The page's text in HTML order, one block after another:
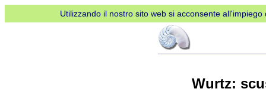
Utilizzando il nostro sito web si acconsente
Wurtz: